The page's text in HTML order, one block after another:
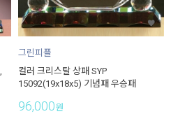
그린피플
컬러 크리스탈 상패 SYP
15092(19x18x5) 기념패 우승패
96,000원